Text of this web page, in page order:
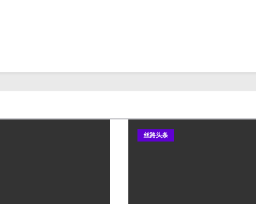
丝路头条